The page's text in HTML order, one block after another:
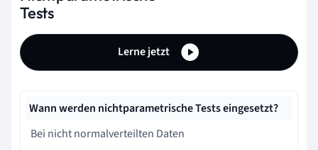
Tests
Lerne jetzt
Wann werden nichtparametrische Tests eingesetzt?
Bei nicht normalverteilten Daten